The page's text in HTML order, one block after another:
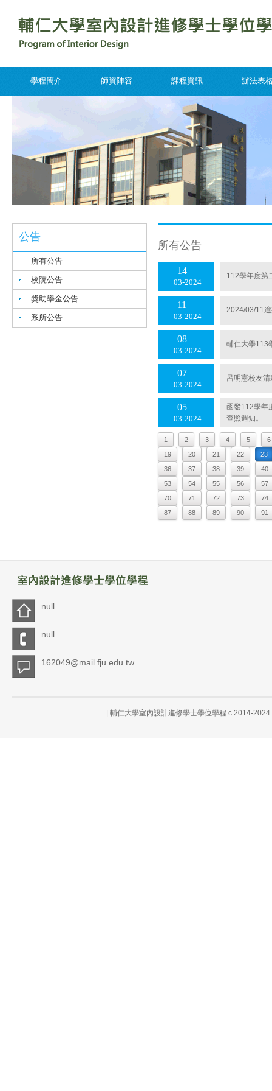
學程簡介 師資陣容 課程資訊 辦法表
公告
所有公告
校院公告
獎助學金公告
系所公告
所有公告
03 2024
14 112學年度第
03 2024
11 2024/03/11
03 2024
08 輔仁大學113
03 2024
07 呂明憲校友
03 2024
05
函發112學年
查照週知。
1 2 3 4 5
6
19
20 21 22
23
36
37 38 39
40
53
54 55 56
57
70
71 72 73
74
87
88 89 90 91
null
null
162049@mail.fju.edu.tw
| 輔仁大學室內設計進修學士學位學程 c 2014-